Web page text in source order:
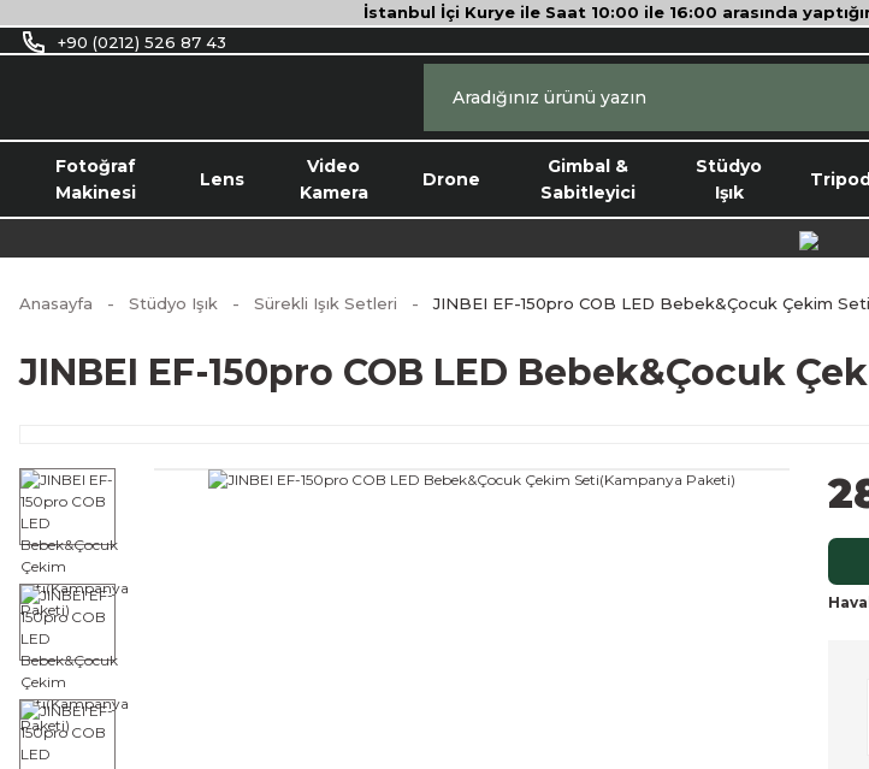
İstanbul İçi Kurye ile Saat 10:00 ile 16:00 arasında
+90 (0212) 526 87 43
Fotoğraf
Makinesi
Lens
Video
Kamera
Drone
Gimbal &
Sabitleyici
Stüdyo
Işık
Anasayfa Stüdyo Işık Sürekli Işık Setleri JINBEI EF-150pro COB LED Bebek&Çocuk Çekim
JINBEI EF-150pro COB LED Bebek&Çocuk